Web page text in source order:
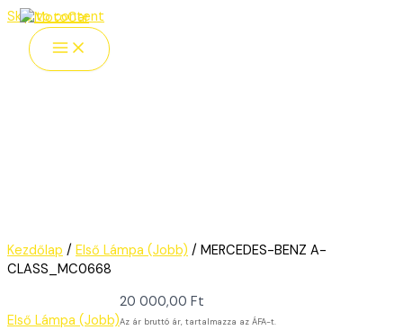
Skip to content
Kezdőlap / Első Lámpa (Jobb) / MERCEDES-BENZ A-
CLASS_MC0668
Első Lámpa (Jobb)
20 000,00 Ft
Az ár bruttó ár, tartalmazza az ÁFA-t.